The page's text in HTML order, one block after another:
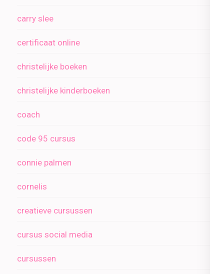
carry slee
certificaat online
christelijke boeken
christelijke kinderboeken
coach
code 95 cursus
connie palmen
cornelis
creatieve cursussen
cursus social media
cursussen